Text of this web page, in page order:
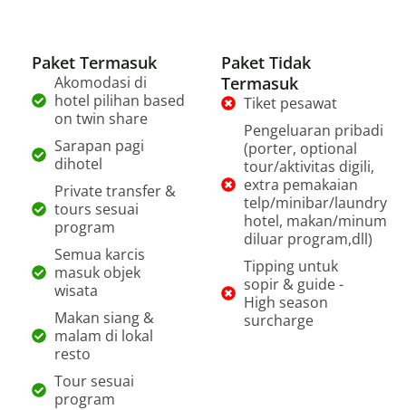
Paket Termasuk
Akomodasi di
hotel pilihan based
on twin share
Sarapan pagi
dihotel
Private transfer &
tours sesuai
program
Semua karcis
masuk objek
wisata
Makan siang &
malam di lokal
resto
Tour sesuai
program
Paket Tidak
Termasuk
Tiket pesawat
Pengeluaran pribadi
(porter, optional
tour/aktivitas digili,
extra pemakaian
telp/minibar/laundry
hotel, makan/minum
diluar program,dll)
Tipping untuk
sopir & guide -
High season
surcharge